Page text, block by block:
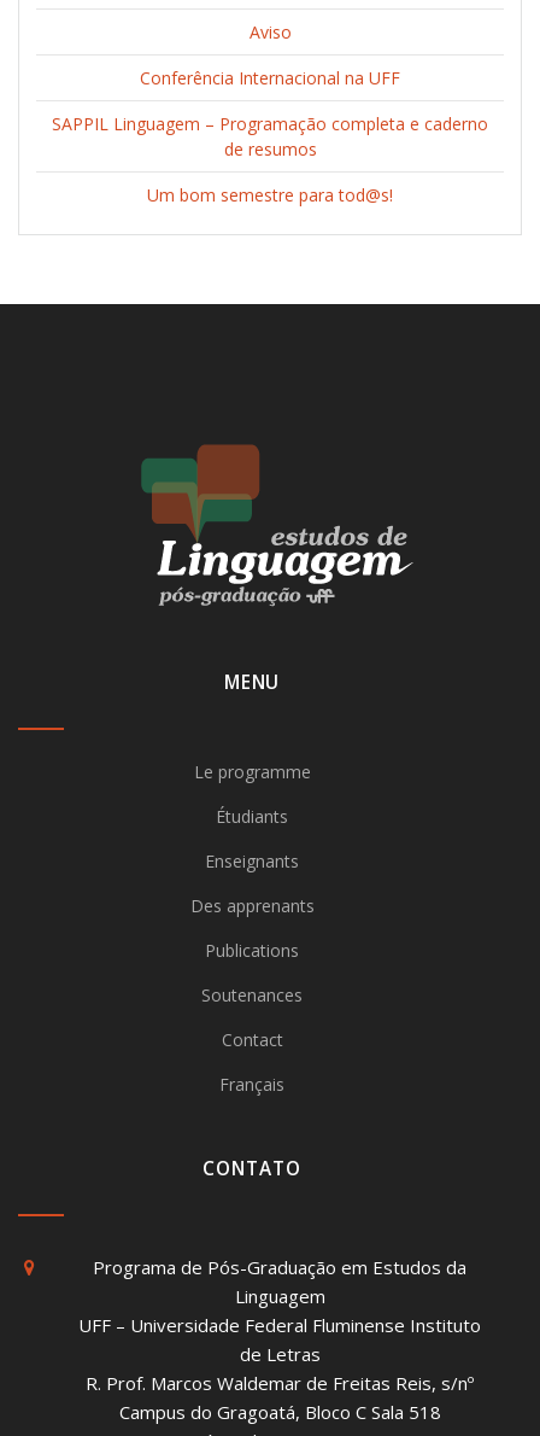
Aviso
Conferência Internacional na UFF
SAPPIL Linguagem – Programação completa e caderno
de resumos
Um bom semestre para tod@s!
MENU
Le programme
Étudiants
Enseignants
Des apprenants
Publications
Soutenances
Contact
Français
CONTATO
Programa de Pós-Graduação em Estudos da
Linguagem
UFF – Universidade Federal Fluminense Instituto
de Letras
R. Prof. Marcos Waldemar de Freitas Reis, s/nº
Campus do Gragoatá, Bloco C Sala 518